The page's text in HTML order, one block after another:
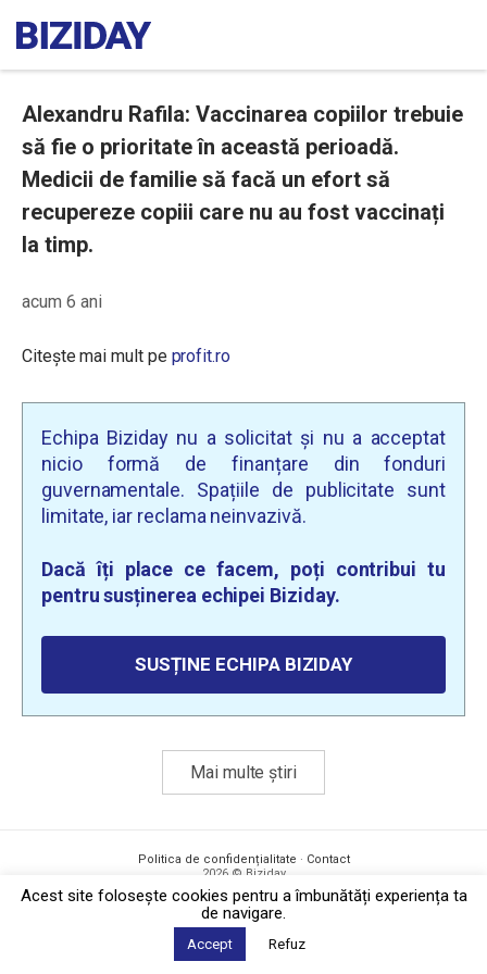
Alexandru Rafila: Vaccinarea copiilor trebuie
să fie o prioritate în această perioadă.
Medicii de familie să facă un efort să
recupereze copiii care nu au fost vaccinați
la timp.
acum 6 ani
Citește mai mult pe profit.ro
Echipa Biziday nu a solicitat și nu a acceptat
nicio formă de finanțare din fonduri
guvernamentale. Spațiile de publicitate sunt
limitate, iar reclama neinvazivă.
Dacă îți place ce facem, poți contribui tu
pentru susținerea echipei Biziday.
SUSȚINE ECHIPA BIZIDAY
Mai multe știri
Politica de confidențialitate · Contact
2026 © Biziday
Acest site foloseşte cookies pentru a îmbunătăți experiența ta
de navigare.
Accept Refuz